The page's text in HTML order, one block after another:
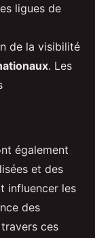
ligues de
de la visibilité
. Les
également
et des
influencer les
des
ces